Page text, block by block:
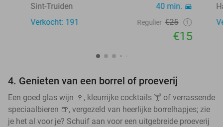
Sint-Truiden
40 min.
Verkocht: 191
Regulier €25
€15
4. Genieten van een borrel of proeverij
Een goed glas wijn 🍷, kleurrijke cocktails 🍸 of verrassende
speciaalbieren 🍺, vergezeld van heerlijke borrelhapjes; zie
je het al voor je? Schuif aan voor een uitgebreide proeverij